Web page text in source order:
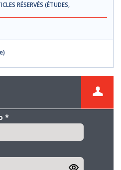
RÉSERVÉS (ÉTUDES,
*